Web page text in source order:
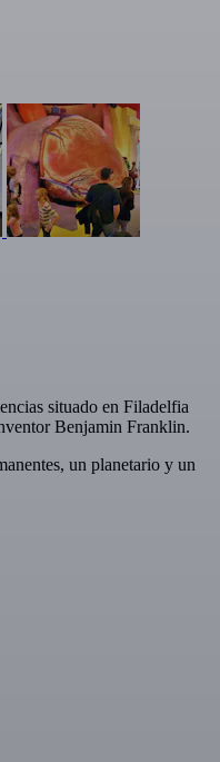
situado en Filadelfia
Benjamin Franklin.
un planetario y un